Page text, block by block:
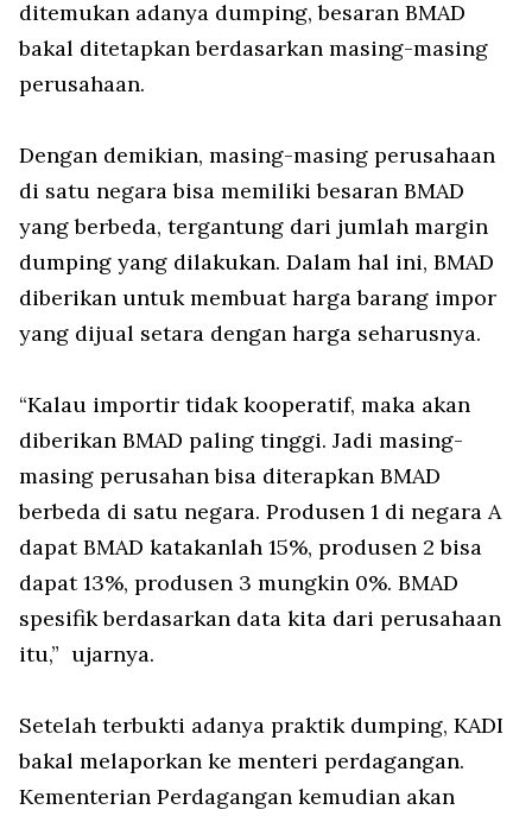
ditemukan adanya dumping, besaran BMAD
bakal ditetapkan berdasarkan masing-masing
perusahaan.
Dengan demikian, masing-masing perusahaan
di satu negara bisa memiliki besaran BMAD
yang berbeda, tergantung dari jumlah margin
dumping yang dilakukan. Dalam hal ini, BMAD
diberikan untuk membuat harga barang impor
yang dijual setara dengan harga seharusnya.
“Kalau importir tidak kooperatif, maka akan
diberikan BMAD paling tinggi. Jadi masing-
masing perusahan bisa diterapkan BMAD
berbeda di satu negara. Produsen 1 di negara A
dapat BMAD katakanlah 15%, produsen 2 bisa
dapat 13%, produsen 3 mungkin 0%. BMAD
spesifik berdasarkan data kita dari perusahaan
itu,” ujarnya.
Setelah terbukti adanya praktik dumping, KADI
bakal melaporkan ke menteri perdagangan.
Kementerian Perdagangan kemudian akan